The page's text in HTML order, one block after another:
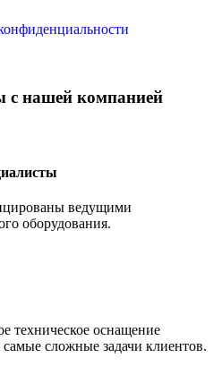
с нашей компанией
ведущими
оборудования.
техническое оснащение
сложные задачи клиентов.